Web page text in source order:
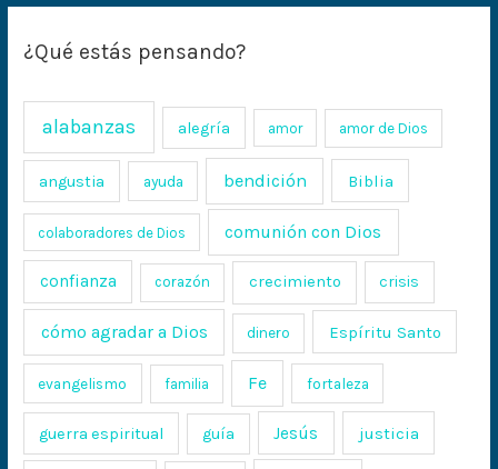
¿Qué estás pensando?
alabanzas alegría amor amor de Dios
angustia ayuda bendición Biblia
colaboradores de Dios comunión con Dios
confianza corazón crecimiento crisis
cómo agradar a Dios dinero Espíritu Santo
evangelismo familia Fe fortaleza
guerra espiritual guía Jesús justicia